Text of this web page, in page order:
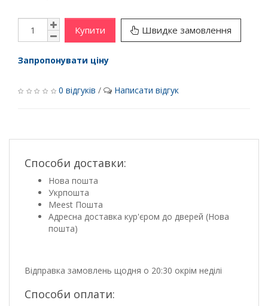
Купити Швидке замовлення
Запропонувати ціну
0 відгуків / Написати відгук
Способи доставки:
Нова пошта
Укрпошта
Meest Пошта
Адресна доставка кур'єром до дверей (Нова
пошта)
Відправка замовлень щодня о 20:30 окрім неділі
Способи оплати: